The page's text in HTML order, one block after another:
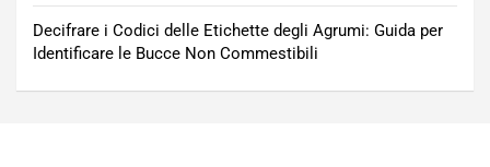
Decifrare i Codici delle Etichette degli Agrumi: Guida per
Identificare le Bucce Non Commestibili